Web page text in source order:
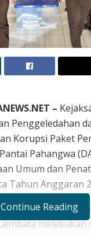
–
Penggeledahan
Korupsi Paket
Pahangwa
Umum dan
Tahun Anggaran
bersama Tim
melakukan
Continue Reading